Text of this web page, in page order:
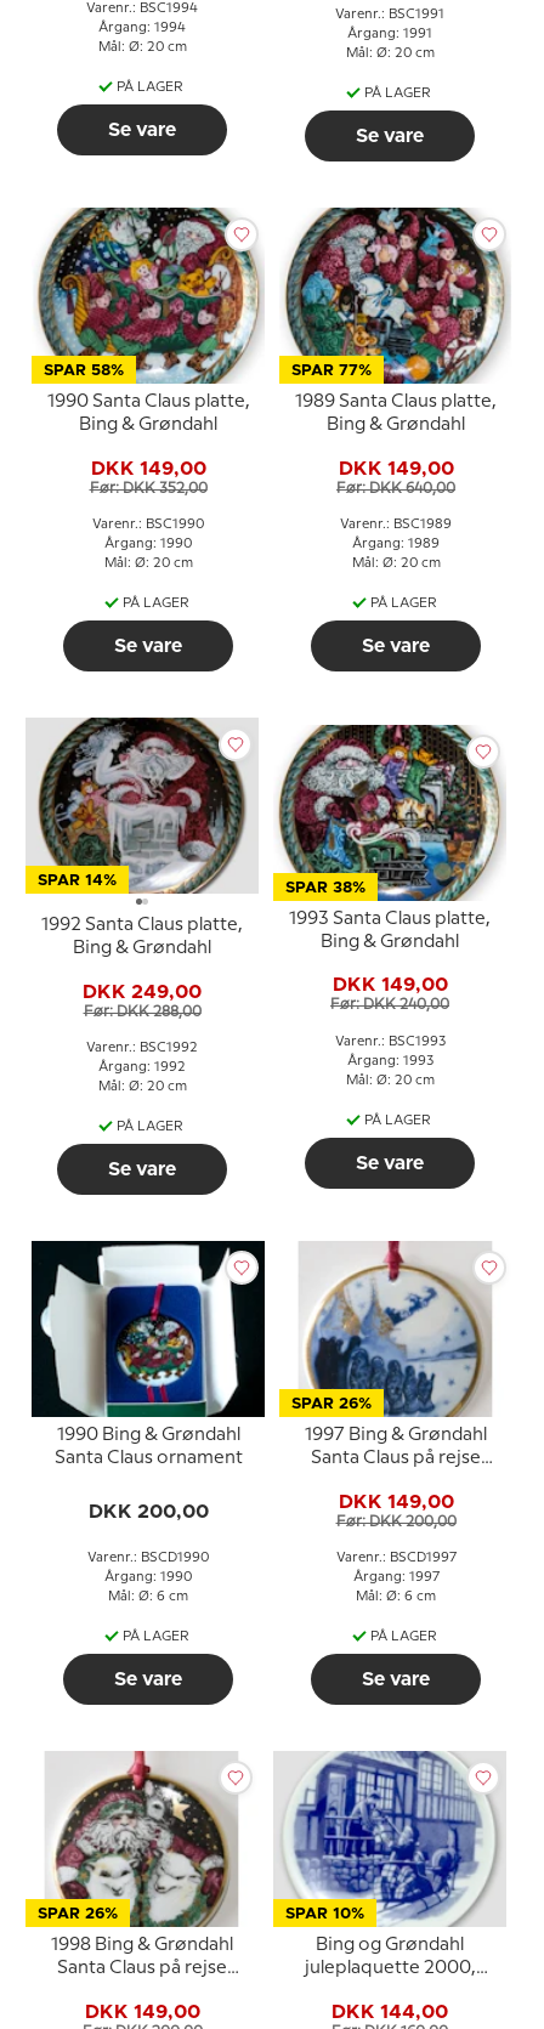
Varenr.: BSC1994
Årgang: 1994
Mål: Ø: 20 cm
PÅ LAGER
Se vare
Varenr.: BSC1991
Årgang: 1991
Mål: Ø: 20 cm
PÅ LAGER
Se vare
SPAR 58%
1990 Santa Claus platte,
Bing & Grøndahl
DKK 149,00
Før: DKK 352,00
Varenr.: BSC1990
Årgang: 1990
Mål: Ø: 20 cm
PÅ LAGER
Se vare
SPAR 77%
1989 Santa Claus platte,
Bing & Grøndahl
DKK 149,00
Før: DKK 640,00
Varenr.: BSC1989
Årgang: 1989
Mål: Ø: 20 cm
PÅ LAGER
Se vare
SPAR 14%
1992 Santa Claus platte,
Bing & Grøndahl
DKK 249,00
Før: DKK 288,00
Varenr.: BSC1992
Årgang: 1992
Mål: Ø: 20 cm
PÅ LAGER
Se vare
SPAR 38%
1993 Santa Claus platte,
Bing & Grøndahl
DKK 149,00
Før: DKK 240,00
Varenr.: BSC1993
Årgang: 1993
Mål: Ø: 20 cm
PÅ LAGER
Se vare
1990 Bing & Grøndahl
Santa Claus ornament
DKK 200,00
Varenr.: BSCD1990
Årgang: 1990
Mål: Ø: 6 cm
PÅ LAGER
Se vare
SPAR 26%
1997 Bing & Grøndahl
Santa Claus på rejse
DKK 149,00
Før: DKK 200,00
Varenr.: BSCD1997
Årgang: 1997
Mål: Ø: 6 cm
PÅ LAGER
Se vare
SPAR 26%
1998 Bing & Grøndahl
Santa Claus på rejse
DKK 149,00
SPAR 10%
Bing og Grøndahl
juleplaquette 2000,
DKK 144,00